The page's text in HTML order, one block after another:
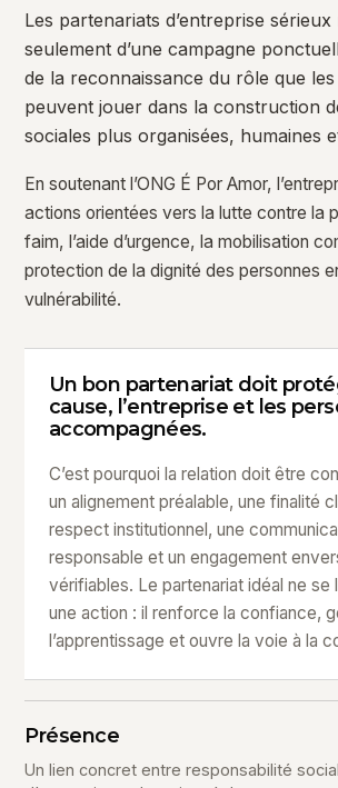
Les partenariats d’entreprise
seulement d’une campagne
de la reconnaissance du rôle que
peuvent jouer dans la construction
sociales plus organisées, humaines
En soutenant l’ONG É Por Amor,
actions orientées vers la lutte contre la
faim, l’aide d’urgence, la mobilisation
protection de la dignité des personnes
vulnérabilité.
Un bon partenariat doit
cause, l’entreprise et les
accompagnées.
C’est pourquoi la relation doit être
un alignement préalable, une finalité
respect institutionnel, une
responsable et un engagement
vérifiables. Le partenariat idéal ne se
une action : il renforce la confiance,
l’apprentissage et ouvre la voie à la
Présence
Un lien concret entre responsabilité